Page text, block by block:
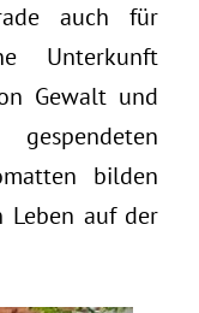
auch für
Unterkunft
Gewalt und
bilden
Leben auf der